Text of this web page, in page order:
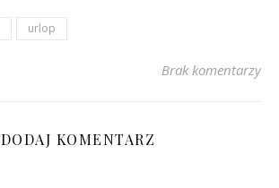
urlop
Brak komentarzy
DODAJ KOMENTARZ